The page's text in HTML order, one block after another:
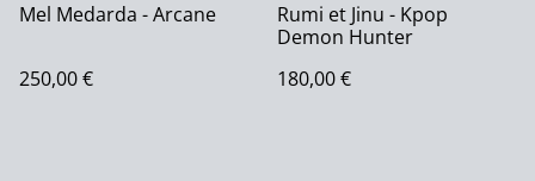
Mel Medarda - Arcane
250,00 €
Rumi et Jinu - Kpop
Demon Hunter
180,00 €